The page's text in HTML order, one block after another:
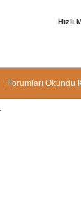
Hızlı
Forumları Okundu